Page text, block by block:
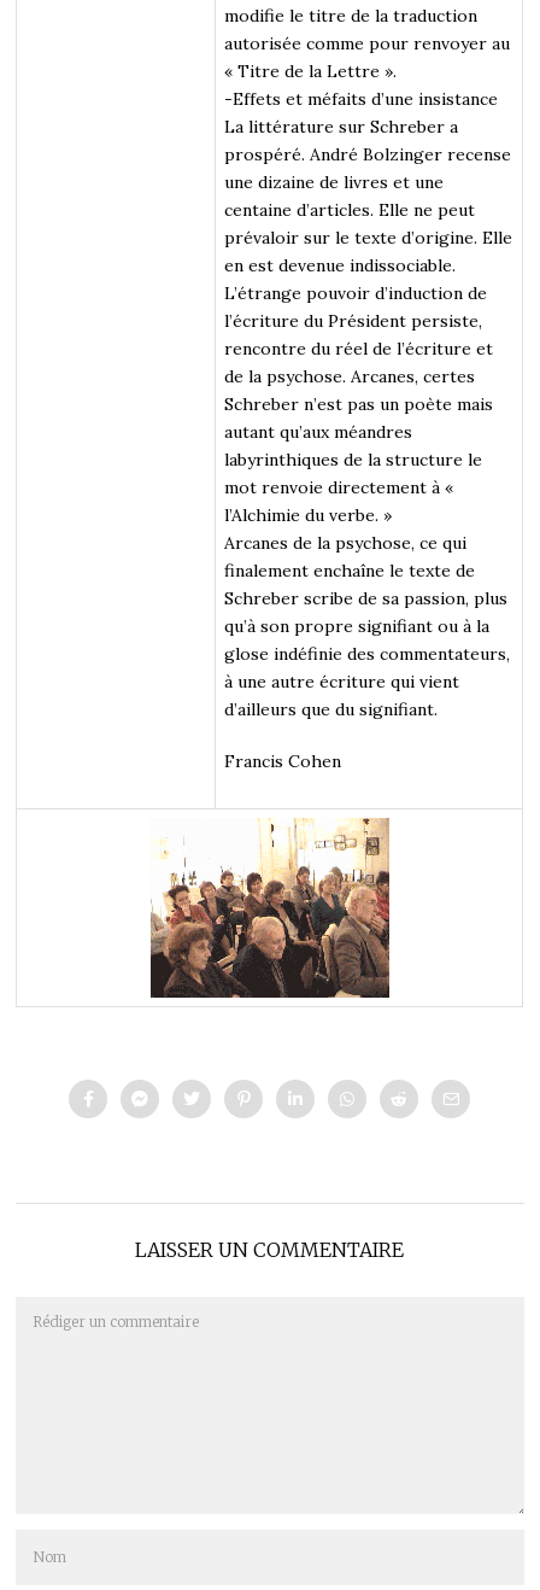
modifie le titre de la traduction
autorisée comme pour renvoyer au
« Titre de la Lettre ».
-Effets et méfaits d’une insistance
La littérature sur Schreber a
prospéré. André Bolzinger recense
une dizaine de livres et une
centaine d’articles. Elle ne peut
prévaloir sur le texte d’origine. Elle
en est devenue indissociable.
L’étrange pouvoir d’induction de
l’écriture du Président persiste,
rencontre du réel de l’écriture et
de la psychose. Arcanes, certes
Schreber n’est pas un poète mais
autant qu’aux méandres
labyrinthiques de la structure le
mot renvoie directement à «
l’Alchimie du verbe. »
Arcanes de la psychose, ce qui
finalement enchaîne le texte de
Schreber scribe de sa passion, plus
qu’à son propre signifiant ou à la
glose indéfinie des commentateurs,
à une autre écriture qui vient
d’ailleurs que du signifiant.
Francis Cohen
LAISSER UN COMMENTAIRE